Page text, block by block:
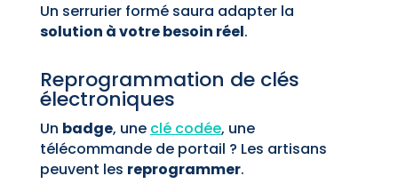
Un serrurier formé saura adapter la
solution à votre besoin réel.
Reprogrammation de clés
électroniques
Un badge, une clé codée, une
télécommande de portail ? Les artisans
peuvent les reprogrammer.